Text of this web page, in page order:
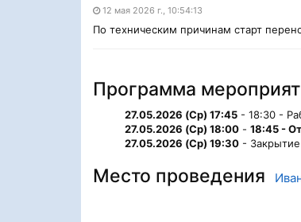
12 мая 2026 г., 10:54:13
По техническим причинам старт
Программа
27.05.2026 (Ср) 17:45 - 18:30 -
27.05.2026 (Ср) 18:00 - 18:45 -
27.05.2026 (Ср) 19:30 -
Место проведения